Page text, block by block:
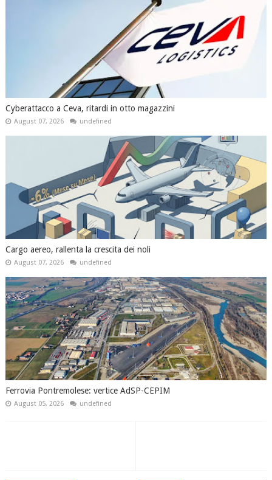
Cyberattacco a Ceva, ritardi in otto magazzini
August 07, 2026 undefined
Cargo aereo, rallenta la crescita dei noli
August 07, 2026 undefined
Ferrovia Pontremolese: vertice AdSP-CEPIM
August 05, 2026 undefined